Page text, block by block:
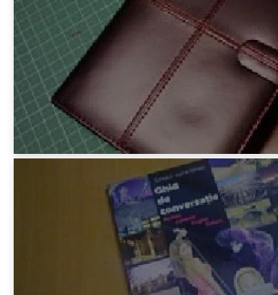
手帳用の絵はもう一枚
12年前
みろりHP
システム手帳